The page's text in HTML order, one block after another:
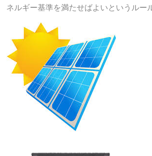
ネルギー基準を満たせばよいというルー